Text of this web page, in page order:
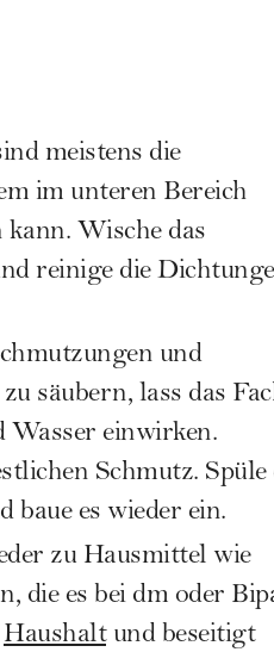
meistens die
im unteren Bereich
kann. Wische das
reinige die
und
säubern, lass das
einwirken.
Schmutz. Spüle
baue es wieder ein.
zu Hausmittel wie
die es bei dm oder
Haushaltund beseitigt